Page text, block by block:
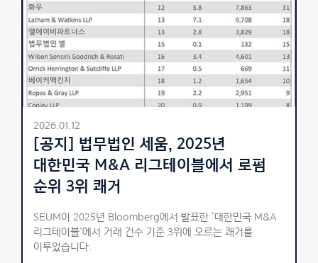
2026.01.12
[공지] 법무법인 세움, 2025년
대한민국 M&A 리그테이블에서 로펌
순위 3위 쾌거
SEUM이 2025년 Bloomberg에서 발표한 ‘대한민국 M&A
리그테이블’에서 거래 건수 기준 3위에 오르는 쾌거를
이루었습니다.